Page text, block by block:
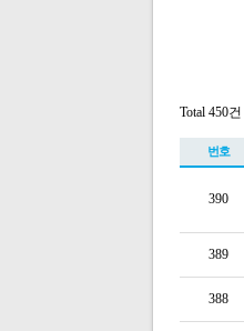
Total 450건
번호
390
389
388